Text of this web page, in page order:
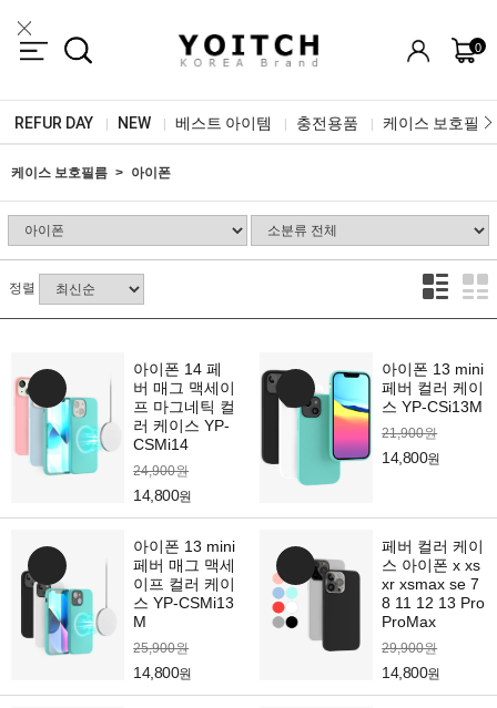
0
REFUR DAY NEW 베스트 아이템 충전용품 케이스 보호필름
케이스 보호필름 아이폰
정렬
아이폰 14 페
버 매그 맥세이
프 마그네틱 컬
러 케이스 YP-
CSMi14
24,900원
14,800원
아이폰 13 mini
페버 컬러 케이
스 YP-CSi13M
21,900원
14,800원
아이폰 13 mini
페버 매그 맥세
이프 컬러 케이
스 YP-CSMi13
M
25,900원
14,800원
페버 컬러 케이
스 아이폰 x xs
xr xsmax se 7
8 11 12 13 Pro
ProMax
29,900원
14,800원